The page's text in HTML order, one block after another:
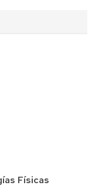
Físicas